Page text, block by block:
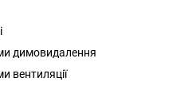
димовидалення
вентиляції